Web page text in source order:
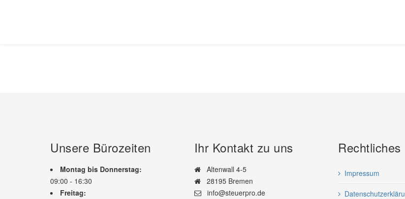
Unsere Bürozeiten
Montag bis Donnerstag:
09:00 - 16:30
Freitag:
Ihr Kontakt zu uns
Altenwall 4-5
28195 Bremen
info@steuerpro.de
Rechtliches
Impressum